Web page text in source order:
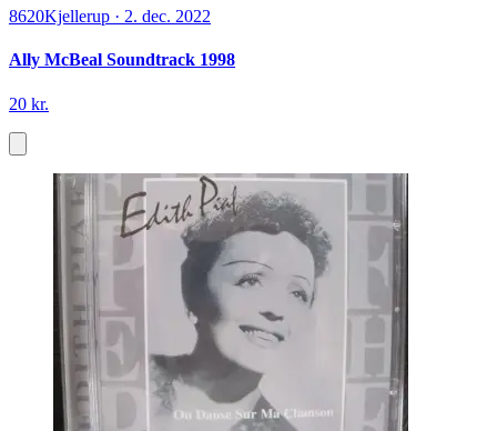
8620Kjellerup · 2. dec. 2022
Ally McBeal Soundtrack 1998
20 kr.